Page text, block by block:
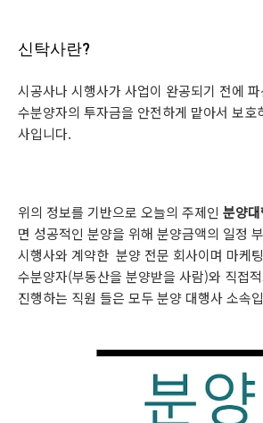
신탁사란?
시공사나 시행사가 사업이 완공되기 전에
수분양자의 투자금을 안전하게 맡아서 보호
사입니다.
위의 정보를 기반으로 오늘의 주제인 분양
면 성공적인 분양을 위해 분양금액의 일정
시행사와 계약한 분양 전문 회사이며 마케
수분양자(부동산을 분양받을 사람)와 직접
진행하는 직원 들은 모두 분양 대행사 소속